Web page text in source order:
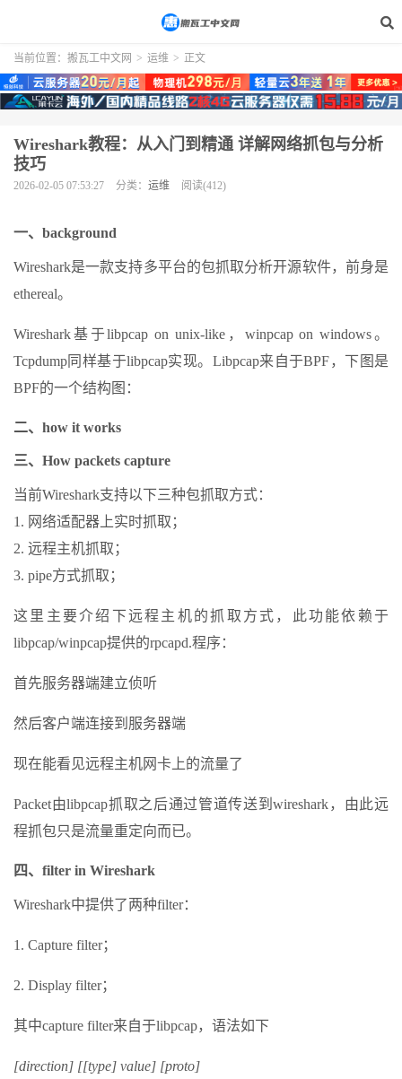
当前位置： 搬瓦工中文网 > 运维 > 正文
Wireshark教程：从入门到精通 详解网络抓包与分析
技巧
2026-02-05 07:53:27 分类： 运维 阅读(412)
一、background
Wireshark是一款支持多平台的包抓取分析开源软件，前身是
ethereal。
Wireshark基于libpcap on unix-like，winpcap on windows。
Tcpdump同样基于libpcap实现。Libpcap来自于BPF，下图是
BPF的一个结构图：
二、how it works
三、How packets capture
当前Wireshark支持以下三种包抓取方式：
1. 网络适配器上实时抓取；
2. 远程主机抓取；
3. pipe方式抓取；
这里主要介绍下远程主机的抓取方式，此功能依赖于
libpcap/winpcap提供的rpcapd.程序：
首先服务器端建立侦听
然后客户端连接到服务器端
现在能看见远程主机网卡上的流量了
Packet由libpcap抓取之后通过管道传送到wireshark，由此远
程抓包只是流量重定向而已。
四、filter in Wireshark
Wireshark中提供了两种filter：
1. Capture filter；
2. Display filter；
其中capture filter来自于libpcap，语法如下
[direction] [[type] value] [proto]